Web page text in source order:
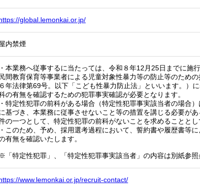
global.lemonkai.or.jp/
内禁煙
・本業務へ従事するに当たっては、令和８年12月25日までに施
民間教育保育等事業者による児童対象性暴力等の防止等のため
６年法律第69号。以下「こども性暴力防止法」といいます。）
の有無を確認するための犯罪事実確認が必要となります。
・特定性犯罪の前科がある場合（特定性犯罪事実該当者の場合
基づき、本業務に従事させないこと等の措置を講じる必要が
の一つとして、特定性犯罪の前科がないことを求めることと
・このため、予め、採用選考過程において、誓約書や履歴書等
有無を確認いたします。
※「特定性犯罪」、「特定性犯罪事実該当者」の内容は別紙参
www.lemonkai.or.jp/recruit-contact/